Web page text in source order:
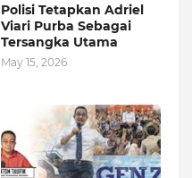
Polisi Tetapkan Adriel
Viari Purba Sebagai
Tersangka Utama
May 15, 2026